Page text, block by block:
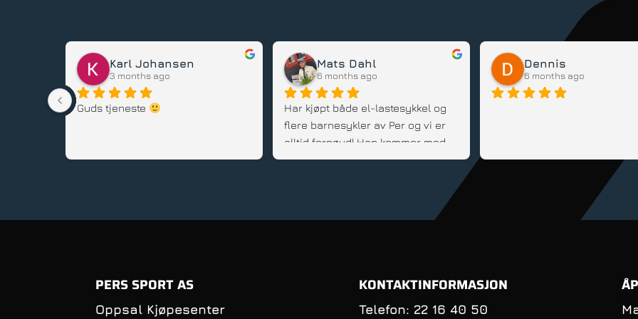
Karl Johansen
3 months ago
Guds tjeneste
Mats Dahl
6 months ago
Har kjøpt både el-lastesykkel og
flere barnesykler av Per og vi er
alltid fornøyd! Han kommer med
gode råd, er fleksibel og veldig
Dennis
6 months ago
PERS SPORT AS
Oppsal Kjøpesenter
KONTAKTINFORMASJON
Telefon: 22 16 40 50